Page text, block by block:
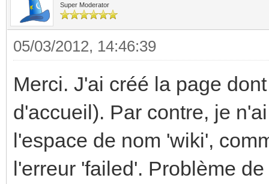
Super Moderator
05/03/2012, 14:46:39
Merci. J'ai créé la page
d'accueil). Par contre, je
l'espace de nom 'wiki',
l'erreur 'failed'. Problème